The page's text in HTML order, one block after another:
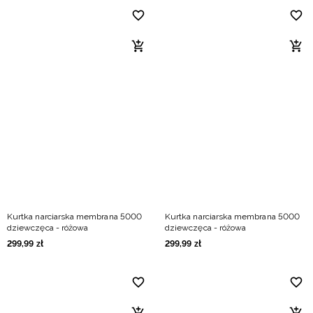
Kurtka narciarska membrana 5000
dziewczęca - różowa
299,99 zł
Kurtka narciarska membrana 5000
dziewczęca - różowa
299,99 zł